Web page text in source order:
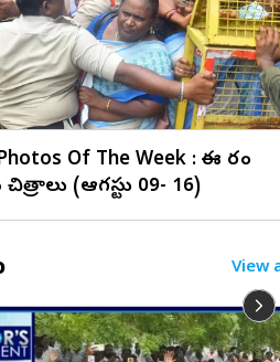
Of The Week : ఈ వారం
(ఆగస్టు 09- 16)
View